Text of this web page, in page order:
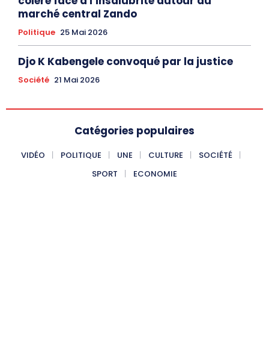
marché central Zando
Politique 25 Mai 2026
Djo K Kabengele convoqué par la justice
Société 21 Mai 2026
Catégories populaires
VIDÉO POLITIQUE UNE CULTURE
SOCIÉTÉ
SPORT
ECONOMIE